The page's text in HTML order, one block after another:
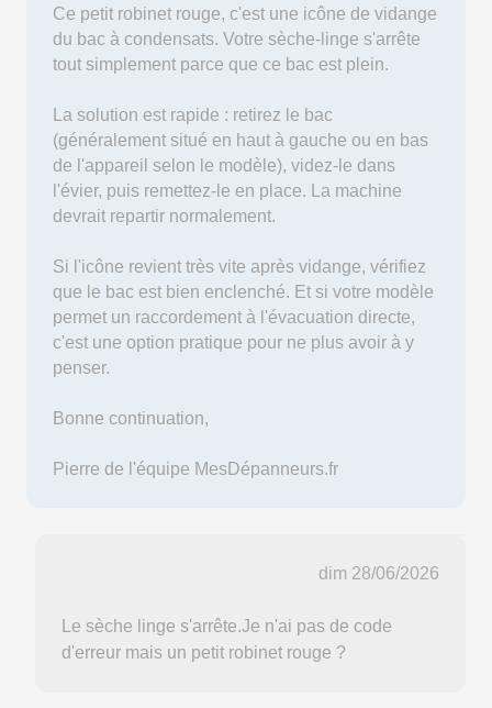
Ce petit robinet rouge, c'est une icône de vidange
du bac à condensats. Votre sèche-linge s'arrête
tout simplement parce que ce bac est plein.
La solution est rapide : retirez le bac
(généralement situé en haut à gauche ou en bas
de l'appareil selon le modèle), videz-le dans
l'évier, puis remettez-le en place. La machine
devrait repartir normalement.
Si l'icône revient très vite après vidange, vérifiez
que le bac est bien enclenché. Et si votre modèle
permet un raccordement à l'évacuation directe,
c'est une option pratique pour ne plus avoir à y
penser.
Bonne continuation,
Pierre de l'équipe MesDépanneurs.fr
dim 28/06/2026
Le sèche linge s'arrête.Je n'ai pas de code
d'erreur mais un petit robinet rouge ?